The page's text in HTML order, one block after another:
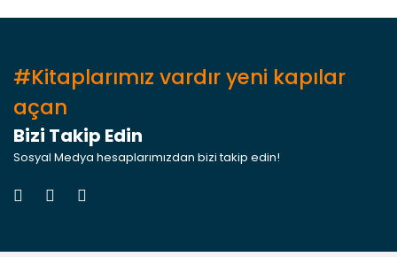
#Kitaplarımız vardır yeni kapılar
açan
Bizi Takip Edin
Sosyal Medya hesaplarımızdan bizi takip edin!